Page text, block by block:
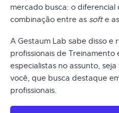
mercado busca: o
combinação entre as softe as
A Gestaum Lab sabe disso e
profissionais de Treinamento
especialistas no assunto,
você, que busca destaque
profissionais.